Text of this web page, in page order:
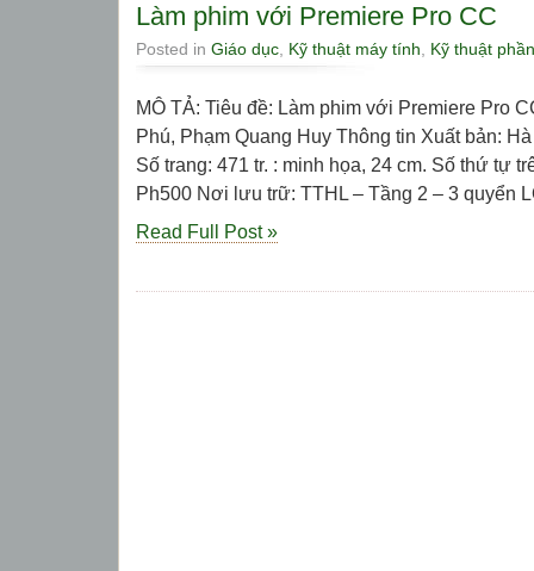
Làm phim với Premiere Pro CC
Posted in Giáo dục Kỹ thuật máy tính Kỹ thuật
MÔ TẢ: Tiêu đề: Làm phim với Premiere Pro
Phú, Phạm Quang Huy Thông tin Xuất bản:
Số trang: 471 tr. : minh họa, 24 cm. Số thứ tự
Ph500 Nơi lưu trữ: TTHL – Tầng 2 – 3 quyển
Read Full Post »